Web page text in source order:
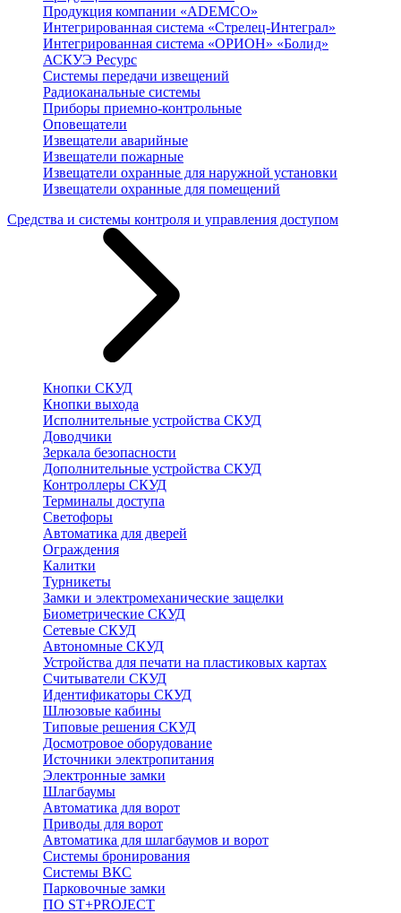
Продукция компании «ADEMCO»
Интегрированная система «Стрелец-Интеграл»
Интегрированная система «ОРИОН» «Болид»
АСКУЭ Ресурс
Системы передачи извещений
Радиоканальные системы
Приборы приемно-контрольные
Оповещатели
Извещатели аварийные
Извещатели пожарные
Извещатели охранные для наружной установки
Извещатели охранные для помещений
Средства и системы контроля и управления доступом
Кнопки СКУД
Кнопки выхода
Исполнительные устройства СКУД
Доводчики
Зеркала безопасности
Дополнительные устройства СКУД
Контроллеры СКУД
Терминалы доступа
Светофоры
Автоматика для дверей
Ограждения
Калитки
Турникеты
Замки и электромеханические защелки
Биометрические СКУД
Сетевые СКУД
Автономные СКУД
Устройства для печати на пластиковых картах
Считыватели СКУД
Идентификаторы СКУД
Шлюзовые кабины
Типовые решения СКУД
Досмотровое оборудование
Источники электропитания
Электронные замки
Шлагбаумы
Автоматика для ворот
Приводы для ворот
Автоматика для шлагбаумов и ворот
Системы бронирования
Системы ВКС
Парковочные замки
ПО ST+PROJECT